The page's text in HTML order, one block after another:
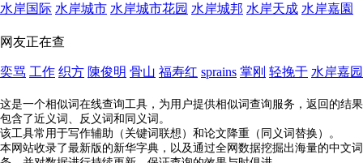
水岸国际 水岸城市 水岸城市花园 水岸城邦 水岸天成 水岸嘉園
网友正在查
奕骂 工作 织方 陳俊明 骨山 福寿红 sprains 掌刚 轻挽于 水岸嘉园
这是一个相似词在线查询工具，为用户提供相似词查询服务，返回的结果
包含了近义词、反义词和同义词。
该工具常用于写作辅助（关键词联想）和论文降重（同义词替换）。
本网站收录了最新版的新华字典，以及通过全网数据挖掘出海量的中文词